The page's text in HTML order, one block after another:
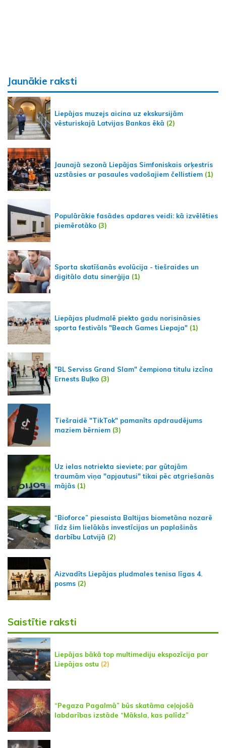
Jaunākie raksti
Liepājas muzejs aicina uz ekskursijām
vēsturiskajā Latvijas Bankas ēkā (2)
Jaunajā sezonā Liepājas Simfoniskais orķestris
uzstāsies ar pasaules vadošajiem čellistiem (1)
Populārākie fasādes apdares veidi: kā izvēlēties
piemērotāko (3)
Sporta skatīšanās evolūcija - tiešraides un
digitālo datu sinerģija (1)
Liepājas pludmalē piekto gadu norisināsies
sporta festivāls "Beach Games Liepaja" (1)
"BL Serviss Grand Slam" čempiona titulu izcīna
Ernests Buļko (3)
Tiešraidē "TikTok" pamanīts apdraudējums
maziem bērniem (3)
Uz ielas notriekta sieviete; par gūtajām
traumām viņa "apjautusi" tikai pēc atgriešanās
mājās (1)
“Bioforce” piesaista Baltijas biometāna nozarē
līdz šim lielākās investīcijas un paplašinās
darbību Latvijā (2)
Aizvadīts Liepājas pludmales tenisa līgas 4.
posms (2)
Saistītie raksti
Liepājas bākā top multimediju ekspozīcija par
Liepājas ostu (2)
“Pegaza Pagalmā” būs skatāma ceļojošā
labdarības izstāde “Māksla, kas palīdz”